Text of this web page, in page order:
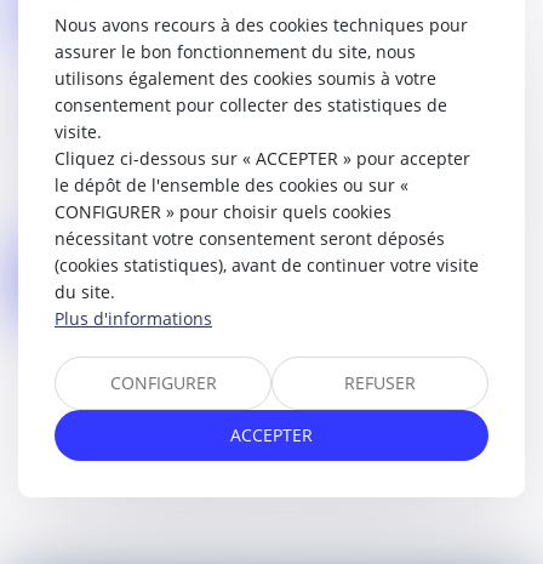
Mot de passe perdu
Identifiant
Réinitialiser mon mot de passe
Nous avons recours à des cookies techniques pour
assurer le bon fonctionnement du site, nous
utilisons également des cookies soumis à votre
consentement pour collecter des statistiques de
visite.
Cliquez ci-dessous sur « ACCEPTER » pour accepter
le dépôt de l'ensemble des cookies ou sur «
CONFIGURER » pour choisir quels cookies
nécessitant votre consentement seront déposés
(cookies statistiques), avant de continuer votre visite
du site.
Plus d'informations
CONFIGURER REFUSER
ACCEPTER